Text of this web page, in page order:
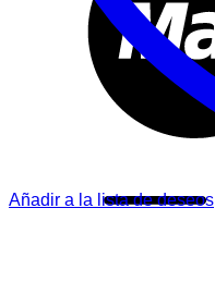
Añadir a la lista de deseos